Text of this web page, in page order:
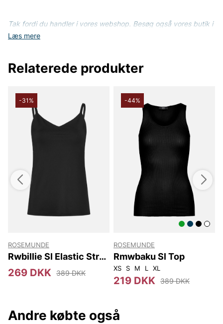
Læs mere
Tak fordi du handler i vores webshop. Besøg også vores butik i
Vingåker.
Relaterede produkter
-31%
ROSEMUNDE
Rwbillie Sl Elastic Strap
Top
269 DKK 389 DKK
-44%
ROSEMUNDE
Rmwbaku Sl Top
XS S M L XL
219 DKK 389 DKK
Andre købte også